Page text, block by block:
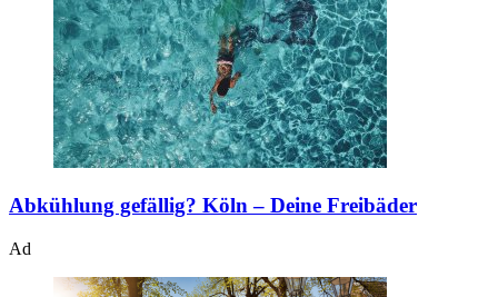
Abkühlung gefällig? Köln – Deine Freibäder
Ad